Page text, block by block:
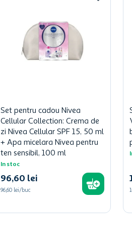
Set pentru cadou Nivea
Cellular Collection: Crema de
zi Nivea Cellular SPF 15, 50 ml
+ Apa micelara Nivea pentru
ten sensibil, 100 ml
In stoc
96,60 lei
96,60 lei/buc